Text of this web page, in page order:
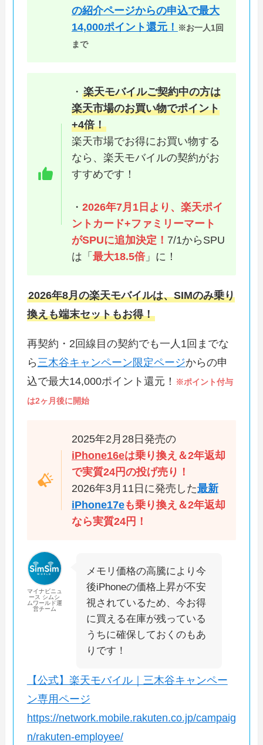
の紹介ページからの申込で最大
14,000ポイント還元！ ※お一人1回
まで
・ 楽天モバイルご契約中の方は
楽天市場のお買い物でポイント
+4倍！
楽天市場でお得にお買い物する
なら、楽天モバイルの契約がお
すすめです！
・ 2026年7月1日より、楽天ポイ
ントカード+ファミリーマート
がSPUに追加決定！ 7/1からSPU
は「 最大18.5倍」に！
2026年8月の楽天モバイルは、SIMのみ乗り
換えも端末セットもお得！
再契約・2回線目の契約でも一人1回までな
ら 三木谷キャンペーン限定ページからの申
込で最大14,000ポイント還元！
※ポイント付与
は2ヶ月後に開始
2025年2月28日発売の
iPhone16eは乗り換え＆2年返却
で実質24円の投げ売り！
2026年3月11日に発売した最新
iPhone17eも乗り換え＆2年返却
なら実質24円！
マイナビニュ
ース シムシ
ムワールド運
営チーム
メモリ価格の高騰により今
後iPhoneの価格上昇が不安
視されているため、今お得
に買える在庫が残っている
うちに確保しておくのもあ
りです！
【公式】楽天モバイル｜三木谷キャンペー
ン専用ページ
https://network.mobile.rakuten.co.jp/campaig
n/rakuten-employee/